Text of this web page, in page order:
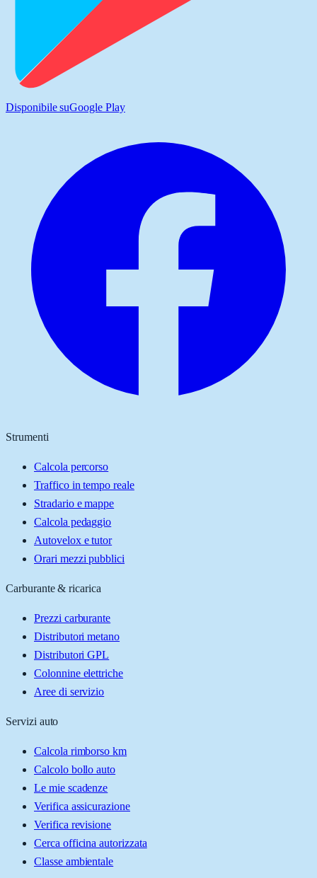
Disponibile suGoogle Play
Strumenti
Calcola percorso
Traffico in tempo reale
Stradario e mappe
Calcola pedaggio
Autovelox e tutor
Orari mezzi pubblici
Carburante & ricarica
Prezzi carburante
Distributori metano
Distributori GPL
Colonnine elettriche
Aree di servizio
Servizi auto
Calcola rimborso km
Calcolo bollo auto
Le mie scadenze
Verifica assicurazione
Verifica revisione
Cerca officina autorizzata
Classe ambientale